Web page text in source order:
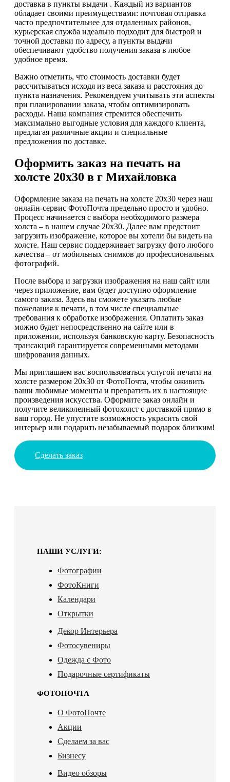
доставка в пункты выдачи . Каждый из вариантов
обладает своими преимуществами: почтовая отправка
часто предпочтительнее для отдаленных районов,
курьерская служба идеально подходит для быстрой и
точной доставки по адресу, а пункты выдачи
обеспечивают удобство получения заказа в любое
удобное время.
Важно отметить, что стоимость доставки будет
рассчитываться исходя из веса заказа и расстояния до
пункта назначения. Рекомендуем учитывать эти аспекты
при планировании заказа, чтобы оптимизировать
расходы. Наша компания стремится обеспечить
максимально выгодные условия для каждого клиента,
предлагая различные акции и специальные
предложения по доставке.
Оформить заказ на печать на
холсте 20х30 в г Михайловка
Оформление заказа на печать на холсте 20х30 через наш
онлайн-сервис ФотоПочта предельно просто и удобно.
Процесс начинается с выбора необходимого размера
холста – в нашем случае 20х30. Далее вам предстоит
загрузить изображение, которое вы хотели бы видеть на
холсте. Наш сервис поддерживает загрузку фото любого
качества – от мобильных снимков до профессиональных
фотографий.
После выбора и загрузки изображения на наш сайт или
через приложение, вам будет доступно оформление
самого заказа. Здесь вы сможете указать любые
пожелания к печати, в том числе специальные
требования к обработке изображения. Оплатить заказ
можно будет непосредственно на сайте или в
приложении, используя банковскую карту. Безопасность
трансакций гарантируется современными методами
шифрования данных.
Мы приглашаем вас воспользоваться услугой печати на
холсте размером 20х30 от ФотоПочта, чтобы оживить
ваши любимые моменты и превратить их в настоящие
произведения искусства. Оформите заказ онлайн и
получите великолепный фотохолст с доставкой прямо в
ваш город. Не упустите возможность украсить свой
интерьер или подарить незабываемый подарок близким!
Сделать заказ
НАШИ УСЛУГИ:
Фотографии
ФотоКниги
Календари
Открытки
Декор Интерьера
Фотосувениры
Одежда с Фото
Подарочные сертификаты
ФОТОПОЧТА
О ФотоПочте
Акции
Сделаем за вас
Бизнесу
Видео обзоры